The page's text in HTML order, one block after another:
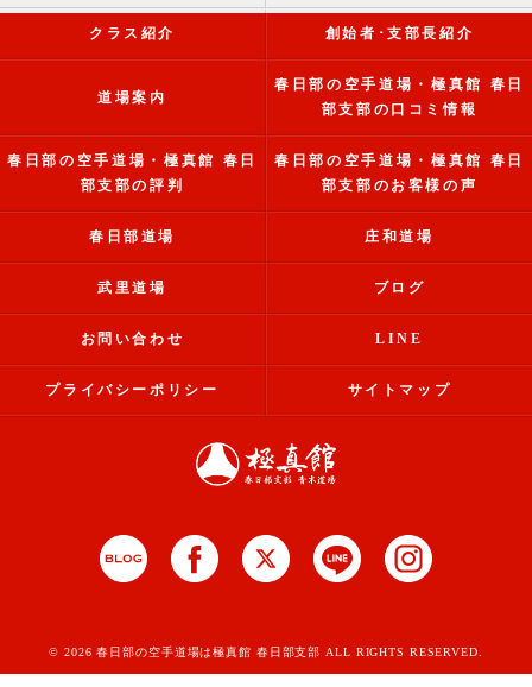
クラス紹介 創始者･支部長紹介
道場案内
春日部の空手道場・極真館 春日
部支部の口コミ情報
春日部の空手道場・極真館 春日
部支部の評判
春日部の空手道場・極真館 春日
部支部のお客様の声
春日部道場 庄和道場
武里道場 ブログ
お問い合わせ LINE
プライバシーポリシー サイトマップ
© 2026 春日部の空手道場は極真館 春日部支部 ALL RIGHTS RESERVED.